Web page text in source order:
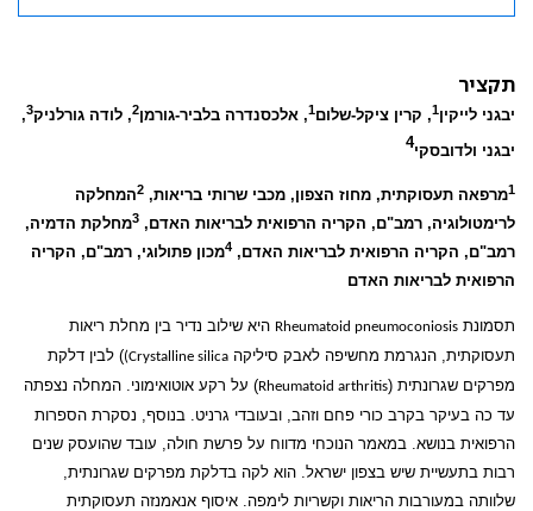
תקציר
יבגני לייקין1, קרין ציקל-שלום1, אלכסנדרה בלביר-גורמן2, לודה גורלניק3
,
יבגני ולדובסקי4
1מרפאה תעסוקתית, מחוז הצפון, מכבי שרותי בריאות, 2המחלקה
לרימטולוגיה, רמב"ם, הקריה הרפואית לבריאות האדם, 3מחלקת הדמיה,
רמב"ם, הקריה הרפואית לבריאות האדם, 4מכון פתולוגי, רמב"ם, הקריה
הרפואית לבריאות האדם
תסמונת Rheumatoid pneumoconiosis היא שילוב נדיר בין מחלת ריאות
תעסוקתית, הנגרמת מחשיפה לאבק סיליקה Crystalline silica) ) לבין דלקת
מפרקים שגרונתית (Rheumatoid arthritis) על רקע אוטואימוני. המחלה נצפתה
עד כה בעיקר בקרב כורי פחם וזהב, ובעובדי גרניט. בנוסף, נסקרת הספרות
הרפואית בנושא. במאמר הנוכחי מדווח על פרשת חולה, עובד שהועסק שנים
רבות בתעשיית שיש בצפון ישראל. הוא לקה בדלקת מפרקים שגרונתית,
שלוותה במעורבות הריאות וקשריות לימפה. איסוף אנאמנזה תעסוקתית